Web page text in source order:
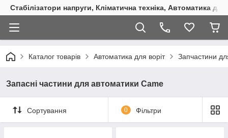
Стабілізатори напруги, Кліматична техніка, Автоматика
Каталог товарів Автоматика для воріт Запчастини
Запасні частини для автоматики Came
Сортування 0 Фільтри